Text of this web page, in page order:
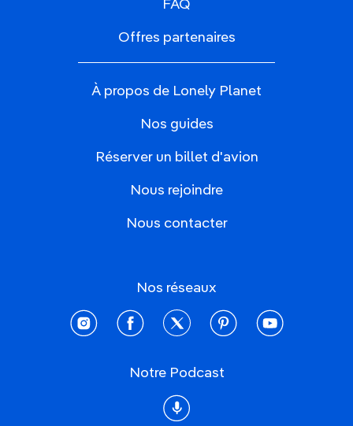
FAQ
Offres partenaires
À propos de Lonely Planet
Nos guides
Réserver un billet d'avion
Nous rejoindre
Nous contacter
Nos réseaux
instagramfacebooktwitter pinterestyoutube
Notre Podcast
Podcast